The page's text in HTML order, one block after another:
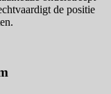
de positie